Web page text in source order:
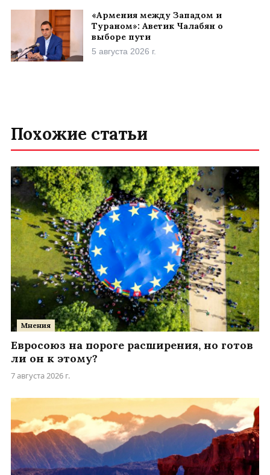
«Армения между Западом и
Тураном»: Аветик Чалабян о
выборе пути
5 августа 2026 г.
Похожие статьи
Мнения
Евросоюз на пороге расширения, но готов
ли он к этому?
7 августа 2026 г.